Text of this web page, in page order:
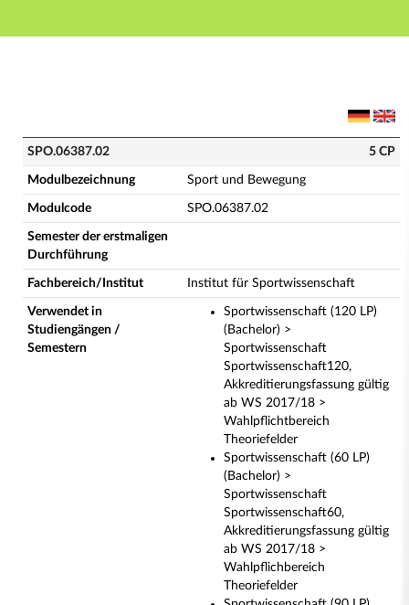
Hauptnavigation
SPO.06387.02 - Sport und Bewegung (Vollständige
SPO.06387.02 5 CP
Modulbezeichnung Sport und Bewegung
Modulcode SPO.06387.02
Semester der erstmaligen
Durchführung
Fachbereich/Institut Institut für Sportwissenschaft
Verwendet in
Studiengängen /
Semestern
Sportwissenschaft (120 LP)
(Bachelor) >
Sportwissenschaft
Sportwissenschaft120,
Akkreditierungsfassung gültig
ab WS 2017/18 >
Wahlpflichtbereich
Theoriefelder
Sportwissenschaft (60 LP)
(Bachelor) >
Sportwissenschaft
Sportwissenschaft60,
Akkreditierungsfassung gültig
ab WS 2017/18 >
Wahlpflichbereich
Theoriefelder